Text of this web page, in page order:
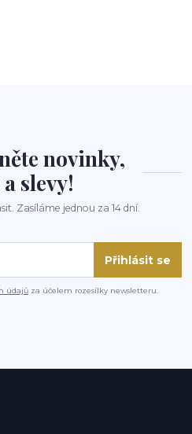
novinky,
slevy!
Zasíláme jednou za 14 dní.
Přihlásit se
údajů za účelem rozesílky newsletteru.